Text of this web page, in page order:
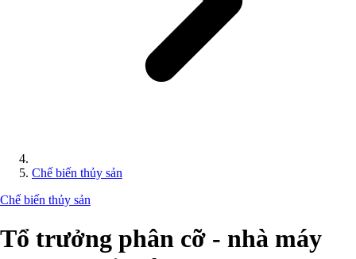
Chế biến thủy sản
Chế biến thủy sản
Tổ trưởng phân cỡ - nhà máy